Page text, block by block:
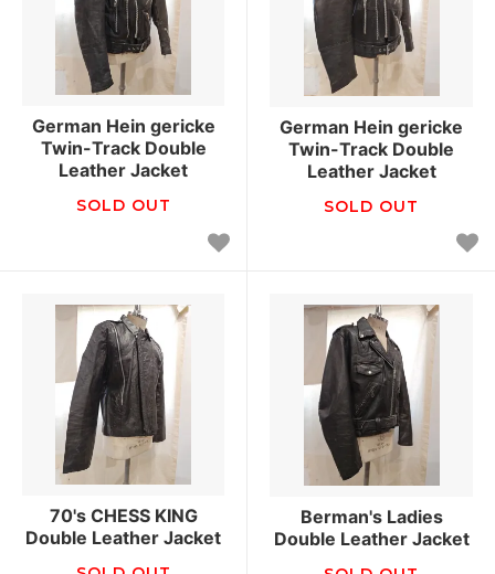
German Hein gericke
Twin-Track Double
Leather Jacket
SOLD OUT
German Hein gericke
Twin-Track Double
Leather Jacket
SOLD OUT
70's CHESS KING
Double Leather Jacket
Berman's Ladies
Double Leather Jacket